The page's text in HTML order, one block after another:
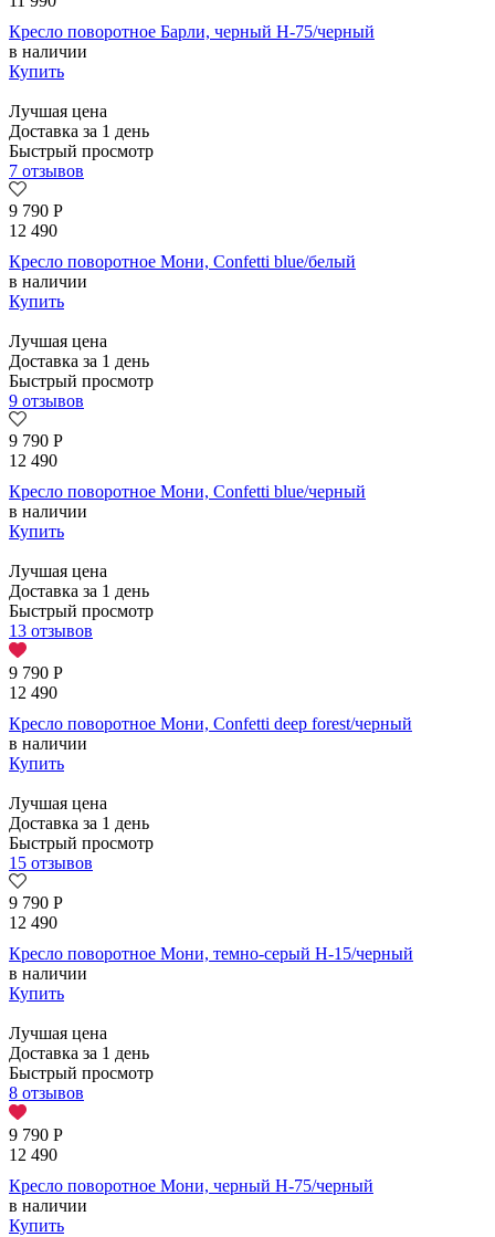
Кресло поворотное Барли, черный H-75/черный
в наличии
Купить
Лучшая цена
Доставка за 1 день
Быстрый просмотр
7 отзывов
9 790 Р
12 490
Кресло поворотное Мони, Confetti blue/белый
в наличии
Купить
Лучшая цена
Доставка за 1 день
Быстрый просмотр
9 отзывов
9 790 Р
12 490
Кресло поворотное Мони, Confetti blue/черный
в наличии
Купить
Лучшая цена
Доставка за 1 день
Быстрый просмотр
13 отзывов
9 790 Р
12 490
Кресло поворотное Мони, Confetti deep forest/черный
в наличии
Купить
Лучшая цена
Доставка за 1 день
Быстрый просмотр
15 отзывов
9 790 Р
12 490
Кресло поворотное Мони, темно-серый H-15/черный
в наличии
Купить
Лучшая цена
Доставка за 1 день
Быстрый просмотр
8 отзывов
9 790 Р
12 490
Кресло поворотное Мони, черный H-75/черный
в наличии
Купить